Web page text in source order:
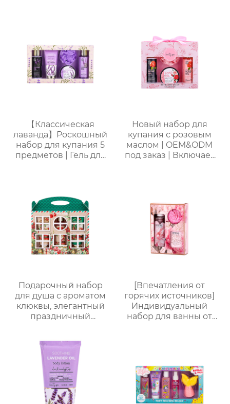
+ соль для ванн),
портативная сумка из
ПВХ, доступен OEM-
производитель
дыня/сливочная
овсянка) | подходит
для младенцев и
маленьких детей с
чувствительной
кожей
【Классическая
лаванда】Роскошный
набор для купания 5
предметов | Гель для
+ губка-мочалка |
Расслабление и
стойкий аромат
Новый набор для
купания с розовым
маслом | OEM&ODM
под заказ | Включает
увлажнение
Подарочный набор
для душа с ароматом
клюквы, элегантный
праздничный
рождественского
домика
[Впечатления от
горячих источников]
Индивидуальный
набор для ванны от
| Изысканная
подарочная коробка,
персонализируемая